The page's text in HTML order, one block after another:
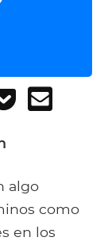
Add
algo
como
en los